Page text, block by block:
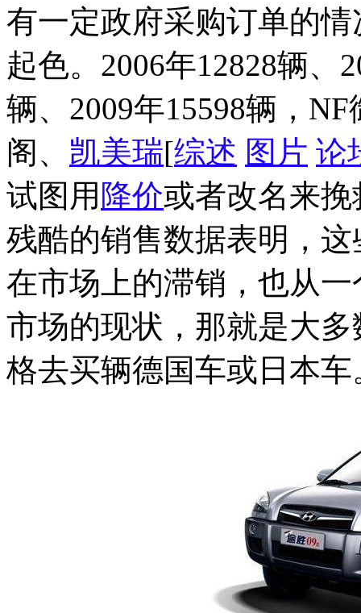
有一定政府采购订单的
起色。2006年12828辆、
辆、2009年15598辆，
阁、 凯美瑞[综述 图片 论
试图用 降价或者改名来
残酷的销售数据表明，
在市场上的滞销，也从
市场的现状，那就是大
格去买辆德国车或日本车